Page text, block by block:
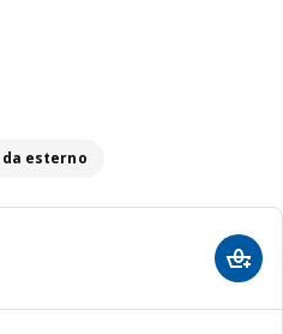
da esterno